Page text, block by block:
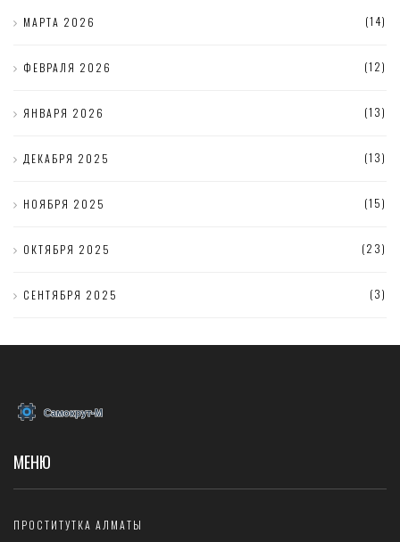
МАРТА 2026 (14)
ФЕВРАЛЯ 2026 (12)
ЯНВАРЯ 2026 (13)
ДЕКАБРЯ 2025 (13)
НОЯБРЯ 2025 (15)
ОКТЯБРЯ 2025 (23)
СЕНТЯБРЯ 2025 (3)
МЕНЮ
ПРОСТИТУТКА АЛМАТЫ